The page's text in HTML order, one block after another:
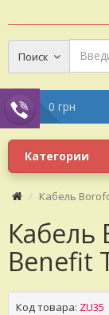
Поиск
0 грн
Категории
Кабель
Кабель
Benefit
Код товара: ZU35